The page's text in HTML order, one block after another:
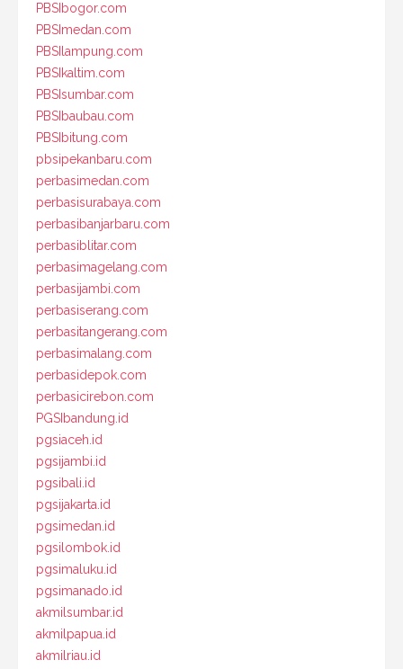
PBSIbogor.com
PBSImedan.com
PBSIlampung.com
PBSIkaltim.com
PBSIsumbar.com
PBSIbaubau.com
PBSIbitung.com
pbsipekanbaru.com
perbasimedan.com
perbasisurabaya.com
perbasibanjarbaru.com
perbasiblitar.com
perbasimagelang.com
perbasijambi.com
perbasiserang.com
perbasitangerang.com
perbasimalang.com
perbasidepok.com
perbasicirebon.com
PGSIbandung.id
pgsiaceh.id
pgsijambi.id
pgsibali.id
pgsijakarta.id
pgsimedan.id
pgsilombok.id
pgsimaluku.id
pgsimanado.id
akmilsumbar.id
akmilpapua.id
akmilriau.id